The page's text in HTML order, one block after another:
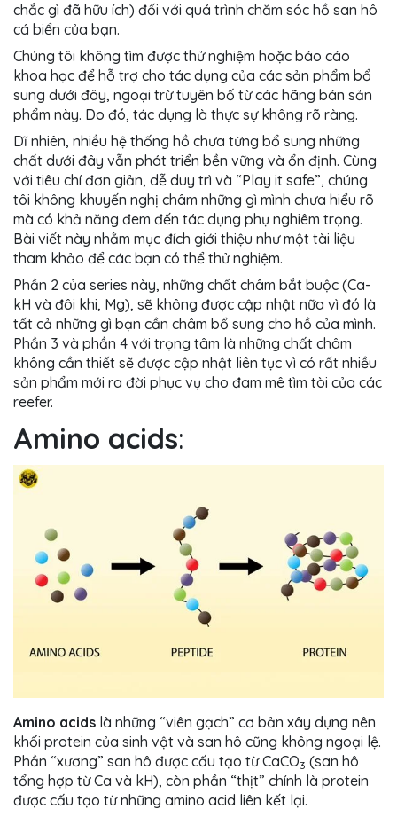
chắc gì đã hữu ích) đối với quá trình chăm sóc hồ san hô
cá biển của bạn.
Chúng tôi không tìm được thử nghiệm hoặc báo cáo
khoa học để hỗ trợ cho tác dụng của các sản phẩm bổ
sung dưới đây, ngoại trừ tuyên bố từ các hãng bán sản
phẩm này. Do đó, tác dụng là thực sự không rõ ràng.
Dĩ nhiên, nhiều hệ thống hồ chưa từng bổ sung những
chất dưới đây vẫn phát triển bền vững và ổn định. Cùng
với tiêu chí đơn giản, dễ duy trì và “Play it safe”, chúng
tôi không khuyến nghị châm những gì mình chưa hiểu rõ
mà có khả năng đem đến tác dụng phụ nghiêm trọng.
Bài viết này nhằm mục đích giới thiệu như một tài liệu
tham khảo để các bạn có thể thử nghiệm.
Phần 2 của series này, những chất châm bắt buộc (Ca-
kH và đôi khi, Mg), sẽ không được cập nhật nữa vì đó là
tất cả những gì bạn cần châm bổ sung cho hồ của mình.
Phần 3 và phần 4 với trọng tâm là những chất châm
không cần thiết sẽ được cập nhật liên tục vì có rất nhiều
sản phẩm mới ra đời phục vụ cho đam mê tìm tòi của các
reefer.
Amino acids:
Amino acids là những “viên gạch” cơ bản xây dựng nên
khối protein của sinh vật và san hô cũng không ngoại lệ.
Phần “xương” san hô được cấu tạo từ CaCO3 (san hô
tổng hợp từ Ca và kH), còn phần “thịt” chính là protein
được cấu tạo từ những amino acid liên kết lại.